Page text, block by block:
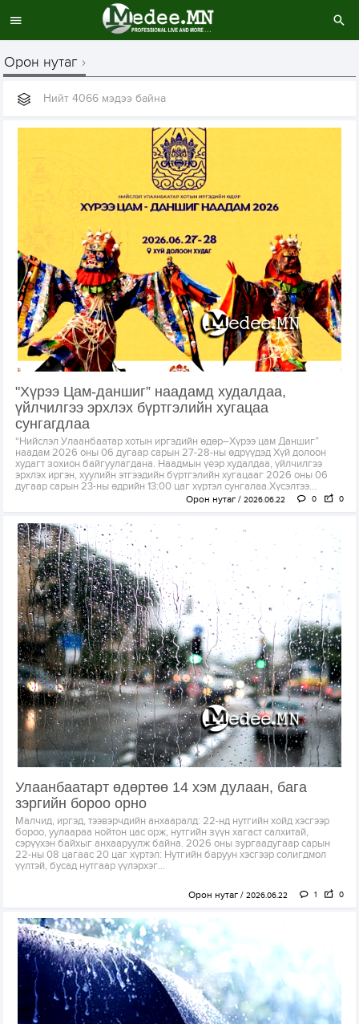
Орон нутаг
Нийт 4066 мэдээ байна
"Хүрээ Цам-даншиг” наадамд худалдаа,
үйлчилгээ эрхлэх бүртгэлийн хугацаа
сунгагдлаа
“Нийслэл Улаанбаатар хотын иргэдийн өдөр–Хүрээ цам Даншиг”
наадам 2026 оны 06 дугаар сарын 27-28-ны өдрүүдэд Хүй долоон
худагт зохион байгуулагдана. Наадмын үеэр худалдаа, үйлчилгээ
эрхлэх иргэн, хуулийн этгээдийн бүртгэлийн хугацааг 2026 оны 06
дугаар сарын 23-ны өдрийн 13:00 цаг хүртэл сунгалаа.Хүсэлтээ...
Орон нутаг 2026.06.22 0 0
Улаанбаатарт өдөртөө 14 хэм дулаан, бага
зэргийн бороо орно
Малчид, иргэд, тээвэрчдийн анхааралд: 22-нд нутгийн хойд хэсгээр
бороо, уулаараа нойтон цас орж, нутгийн зүүн хагаст салхитай,
сэрүүхэн байхыг анхааруулж байна. 2026 оны зургаадугаар сарын
22-ны 08 цагаас 20 цаг хүртэл: Нутгийн баруун хэсгээр солигдмол
үүлтэй, бусад нутгаар үүлэрхэг...
Орон нутаг 2026.06.22 1 0